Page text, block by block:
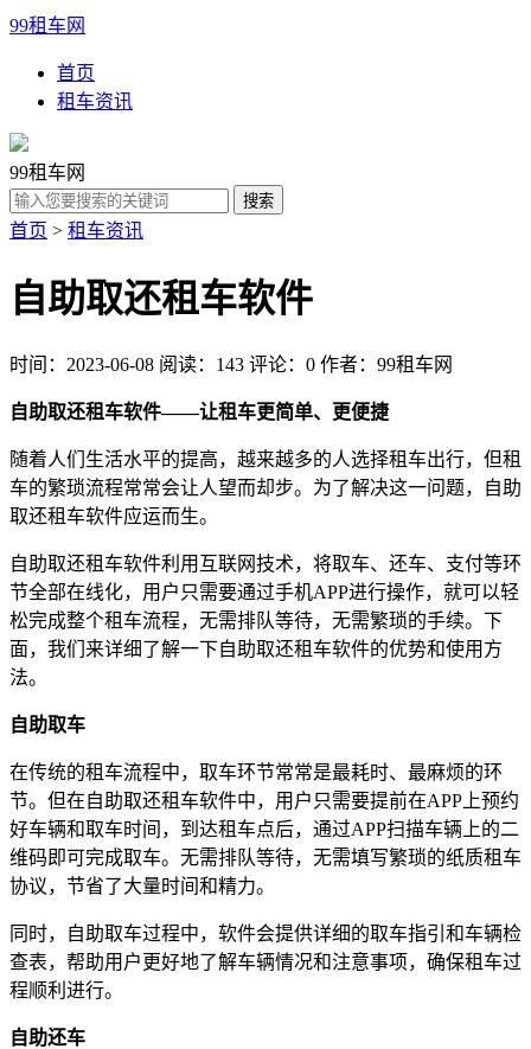
99租车网
首页
租车资讯
99租车网
首页 > 租车资讯
自助取还租车软件
时间：2023-06-08 阅读：143 评论：0 作者：99租车网
自助取还租车软件——让租车更简单、更便捷
随着人们生活水平的提高，越来越多的人选择租车出行，但租
车的繁琐流程常常会让人望而却步。为了解决这一问题，自助
取还租车软件应运而生。
自助取还租车软件利用互联网技术，将取车、还车、支付等环
节全部在线化，用户只需要通过手机APP进行操作，就可以轻
松完成整个租车流程，无需排队等待，无需繁琐的手续。下
面，我们来详细了解一下自助取还租车软件的优势和使用方
法。
自助取车
在传统的租车流程中，取车环节常常是最耗时、最麻烦的环
节。但在自助取还租车软件中，用户只需要提前在APP上预约
好车辆和取车时间，到达租车点后，通过APP扫描车辆上的二
维码即可完成取车。无需排队等待，无需填写繁琐的纸质租车
协议，节省了大量时间和精力。
同时，自助取车过程中，软件会提供详细的取车指引和车辆检
查表，帮助用户更好地了解车辆情况和注意事项，确保租车过
程顺利进行。
自助还车